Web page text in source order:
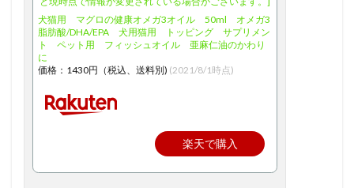
犬猫用 マグロの健康オメガ3オイル 50ml オメガ3
脂肪酸/DHA/EPA 犬用猫用 トッピング サプリメン
ト ペット用 フィッシュオイル 亜麻仁油のかわり
に
価格：1430円（税込、送料別) (2021/8/1時点)
楽天で購入